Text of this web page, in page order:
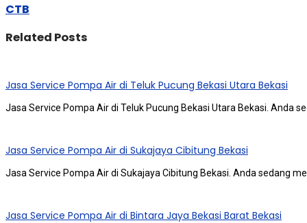
CTB
Related Posts
Jasa Service Pompa Air di Teluk Pucung Bekasi Utara Bekasi
Jasa Service Pompa Air di Teluk Pucung Bekasi Utara Bekasi. Andа
Jasa Service Pompa Air di Sukajaya Cibitung Bekasi
Jasa Service Pompa Air di Sukajaya Cibitung Bekasi. Andа ѕеdаng
Jasa Service Pompa Air di Bintara Jaya Bekasi Barat Bekasi